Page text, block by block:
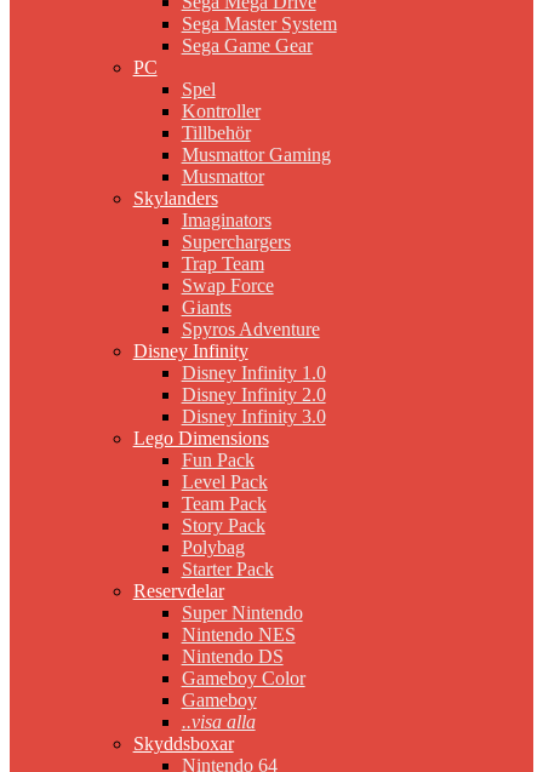
Sega Master System
Sega Game Gear
PC
Spel
Kontroller
Tillbehör
Musmattor Gaming
Musmattor
Skylanders
Imaginators
Superchargers
Trap Team
Swap Force
Giants
Spyros Adventure
Disney Infinity
Disney Infinity 1.0
Disney Infinity 2.0
Disney Infinity 3.0
Lego Dimensions
Fun Pack
Level Pack
Team Pack
Story Pack
Polybag
Starter Pack
Reservdelar
Super Nintendo
Nintendo NES
Nintendo DS
Gameboy Color
Gameboy
..visa alla
Skyddsboxar
Nintendo 64